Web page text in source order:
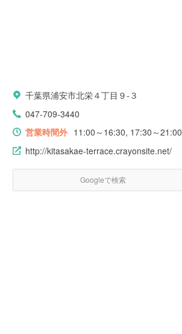
千葉県浦安市北栄４丁目９-３
047-709-3440
営業時間外 11:00～16:30, 17:30～21:00
http://kitasakae-terrace.crayonsite.net/
Googleで検索